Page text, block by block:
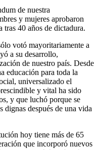
de nuestra
y mujeres aprobaron
tras 40 años de dictadura.
votó mayoritariamente a
a su desarrollo,
de nuestro país. Desde
educación para toda la
universalizado el
y vital ha sido
y que luchó porque se
dignas después de una vida
hoy tiene más de 65
que incorporó nuevos